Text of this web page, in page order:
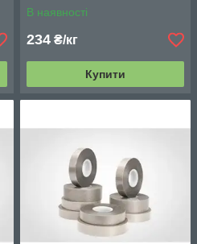
В наявності
234 ₴/кг
Купити